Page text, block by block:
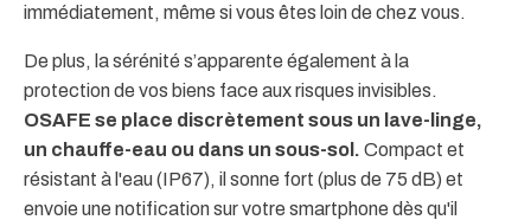
immédiatement, même si vous êtes loin de chez vous.
De plus, la sérénité s’apparente également à la
protection de vos biens face aux risques invisibles.
OSAFE se place discrètement sous un lave-linge,
un chauffe-eau ou dans un sous-sol. Compact et
résistant à l'eau (IP67), il sonne fort (plus de 75 dB) et
envoie une notification sur votre smartphone dès qu'il